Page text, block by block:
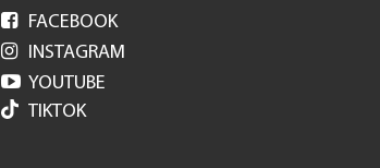
 FACEBOOK
 INSTAGRAM
 YOUTUBE
TIKTOK